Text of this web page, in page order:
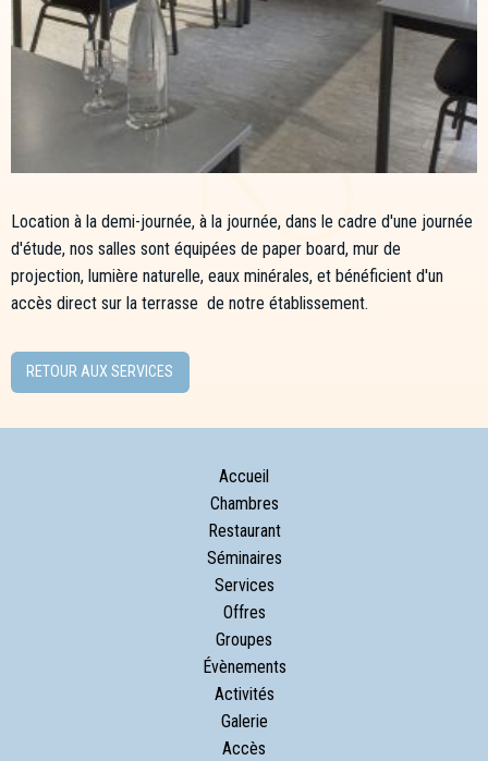
Location à la demi-journée, à la journée, dans le cadre d'une journée
d'étude, nos salles sont équipées de paper board, mur de
projection, lumière naturelle, eaux minérales, et bénéficient d'un
accès direct sur la terrasse de notre établissement.
RETOUR AUX SERVICES
Accueil
Chambres
Restaurant
Séminaires
Services
Offres
Groupes
Évènements
Activités
Galerie
Accès